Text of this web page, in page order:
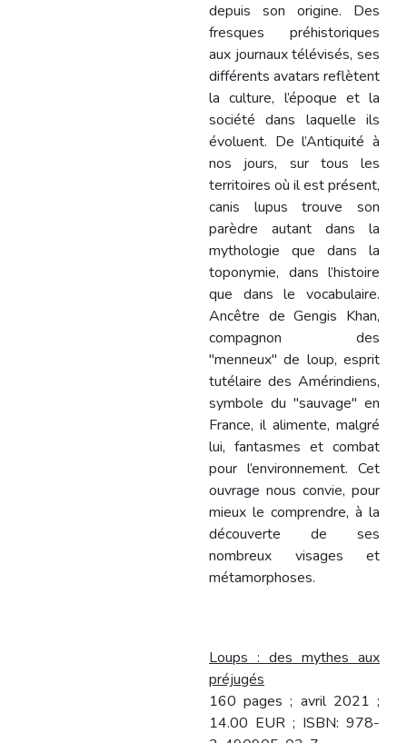
depuis son origine. Des
fresques préhistoriques
aux journaux télévisés, ses
différents avatars reflètent
la culture, l’époque et la
société dans laquelle ils
évoluent. De l’Antiquité à
nos jours, sur tous les
territoires où il est présent,
canis lupus trouve son
parèdre autant dans la
mythologie que dans la
toponymie, dans l’histoire
que dans le vocabulaire.
Ancêtre de Gengis Khan,
compagnon des
"menneux" de loup, esprit
tutélaire des Amérindiens,
symbole du "sauvage" en
France, il alimente, malgré
lui, fantasmes et combat
pour l’environnement. Cet
ouvrage nous convie, pour
mieux le comprendre, à la
découverte de ses
nombreux visages et
métamorphoses.
Loups : des mythes aux
préjugés
160 pages ; avril 2021 ;
14.00 EUR ; ISBN: 978-